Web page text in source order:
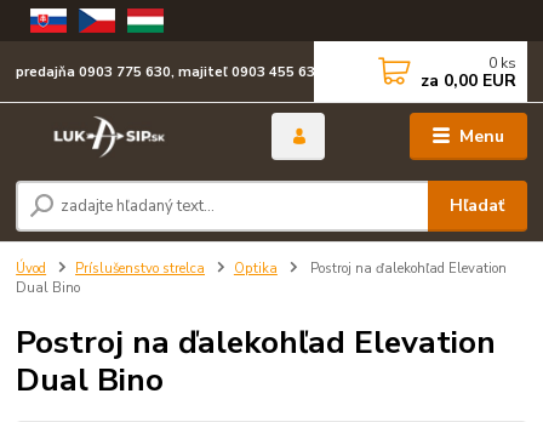
Menu
Hľadať
predajňa 0903 775 630, majiteľ 0903 455 630 0 ks
za 0,00 EUR
Úvod Príslušenstvo strelca Optika
Postroj na ďalekohľad Elevation
Dual Bino
Postroj na ďalekohľad Elevation
Dual Bino